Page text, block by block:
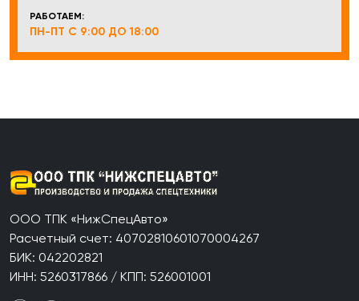
РАБОТАЕМ:
ПН-ПТ С 9:00 ДО 18:00
ООО ТПК «НижСпецАвто»
Расчетный счет: 40702810601070004267
БИК: 042202821
ИНН: 5260317866 / КПП: 526001001